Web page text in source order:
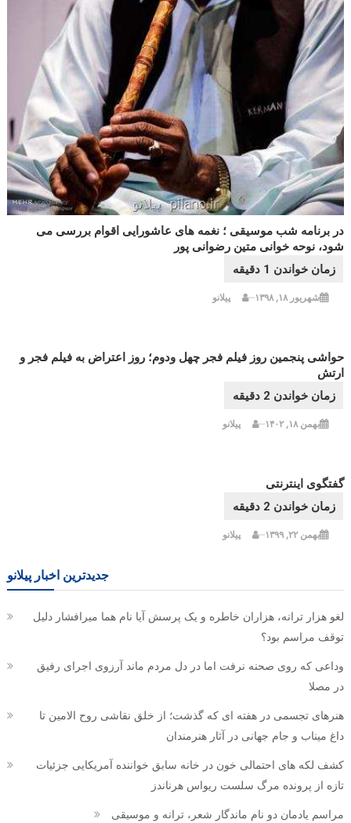
در برنامه شب موسیقی ؛ نغمه های عاشورایی اقوام بررسی می
شود، نوحه خوانی متین رضوانی پور
شهریور ۱۸, ۱۳۹۸ پیلانو
حواشی پنجمین روز فیلم فجر چهل ودوم؛ روز اعتراض به فیلم فجر و
ارتش
بهمن ۱۸, ۱۴۰۲ پیلانو
گفتگوی اینترنتی
بهمن ۲۲, ۱۳۹۹ پیلانو
جدیدترین اخبار پیلانو
لغو هزار ترانه، هزاران خاطره و یک پرسش آیا نام هما میرافشار دلیل
توقف مراسم بود؟
وداعی که روی صحنه نرفت اما در دل مردم ماند آرزوی اجرای رفیق
در مصلا
هنرهای تجسمی در هفته ای که گذشت؛ از خلق نقاشی روح الامین تا
داغ میناب و جام جهانی در آثار هنرمندان
کشف لکه های احتمالی خون در خانه سابق خواننده آمریکایی جزئیات
تازه از پرونده مرگ سلست ریواس هرناندز
مراسم یادمان دو نام ماندگار شعر، ترانه و موسیقی